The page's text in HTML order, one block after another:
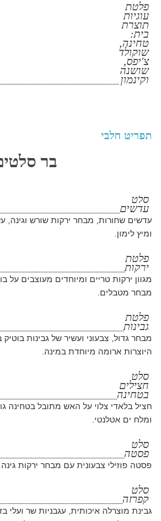
פלטת
עוגיות
תוצרת
בית:
טחינה,
שוקולד
צ'יפס,
שושנה
וקינמון
תפריט חלבי
בר
סלט
עדשים
עדשים שחורות, מבחר ירקות שורש וגינה,
ומיץ לימון.
פלטת
ירקות
מגוון ירקות טריים ומיוחדים מעוצבים על
מבחר מטבלים.
פלטת
גבינות
מבחר גדול, צבעוני ועשיר של גבינות
היוצרות ארומה מיוחדת במינה.
סלט
חצילים
בטחינה
חציל בלאדי צלוי על האש מתובל בטחינה
ומלח ים אטלנטי.
סלט
פסטה
פסטה פוזילי צבעונית עם מבחר ירקות גינה
סלט
קפרזה
גבינת מוצרלה איכותית, עגבניות שר ועלי